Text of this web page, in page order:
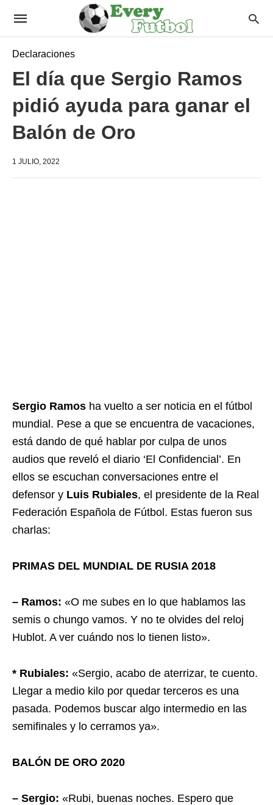
Declaraciones
El día que Sergio Ramos
pidió ayuda para ganar el
Balón de Oro
1 JULIO, 2022
Sergio Ramos ha vuelto a ser noticia en el fútbol
mundial. Pese a que se encuentra de vacaciones,
está dando de qué hablar por culpa de unos
audios que reveló el diario ‘El Confidencial’. En
ellos se escuchan conversaciones entre el
defensor y Luis Rubiales, el presidente de la Real
Federación Española de Fútbol. Estas fueron sus
charlas:
PRIMAS DEL MUNDIAL DE RUSIA 2018
– Ramos: «O me subes en lo que hablamos las
semis o chungo vamos. Y no te olvides del reloj
Hublot. A ver cuándo nos lo tienen listo».
* Rubiales: «Sergio, acabo de aterrizar, te cuento.
Llegar a medio kilo por quedar terceros es una
pasada. Podemos buscar algo intermedio en las
semifinales y lo cerramos ya».
BALÓN DE ORO 2020
– Sergio: «Rubi, buenas noches. Espero que